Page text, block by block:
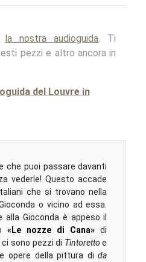
la nostra audioguida. Ti
pezzi e altro ancora in
del Louvre in
che puoi passare davanti
vederle! Questo accade
che si trovano nella
o vicino ad essa.
Gioconda è appeso il
«Le nozze di Cana» di
sono pezzi di Tintoretto e
opere della pittura dida